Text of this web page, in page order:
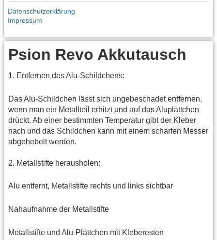
Datenschutzerklärung
Impressum
Psion Revo Akkutausch
1. Entfernen des Alu-Schildchens:
Das Alu-Schildchen lässt sich ungebeschadet entfernen,
wenn man ein Metallteil erhitzt und auf das Aluplättchen
drückt. Ab einer bestimmten Temperatur gibt der Kleber
nach und das Schildchen kann mit einem scharfen Messer
abgehebelt werden.
2. Metallstifte herausholen:
Alu entfernt, Metallstifte rechts und links sichtbar
Nahaufnahme der Metallstifte
Metallstifte und Alu-Plättchen mit Kleberesten